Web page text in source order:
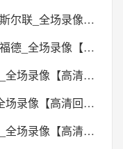
2026年05月18日 西汉姆联VS纽卡斯尔联_全场录像【高清回放】
2026年05月17日 水晶宫VS布伦特福德_全场录像【高清回放】
2026年05月17日 桑德兰VS埃弗顿_全场录像【高清回放】
2026年05月17日 富勒姆VS狼队_全场录像【高清回放】
2026年05月17日 布莱顿VS利兹联_全场录像【高清回放】